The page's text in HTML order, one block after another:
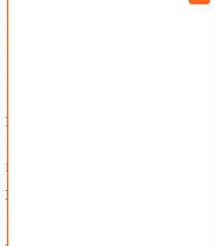
Латунный и бронзовый
Ваша корзина
В корзине нет товаров.
Поиск